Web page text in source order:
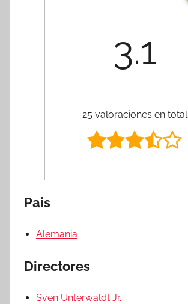
3.1
25 valoraciones en total
Pais
Alemania
Directores
Sven Unterwaldt Jr.